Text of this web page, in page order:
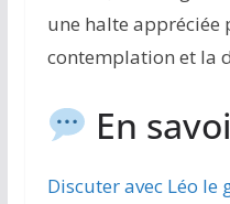
une halte
contemplation et la
En
Discuter avec Léo